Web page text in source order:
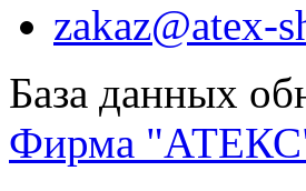
zakaz@atex-
База данных
Фирма